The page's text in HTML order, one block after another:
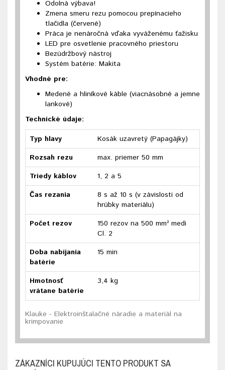
Odolná výbava!
Zmena smeru rezu pomocou prepínacieho
tlačidla (červené)
Práca je nenáročná vďaka vyváženému ťažisku
LED pre osvetlenie pracovného priestoru
Bezúdržbový nástroj
Systém batérie: Makita
Vhodné pre:
Medené a hliníkové káble (viacnásobné a jemne
lankové)
Technické údaje:
Typ hlavy
Kosák uzavretý (Papagájky)
Rozsah rezu
max. priemer 50 mm
Triedy káblov
1, 2 a 5
Čas rezania
8 s až 10 s (v závislosti od
hrúbky materiálu)
Počet rezov
150 rezov na 500 mm² medi
Cl. 2
Doba nabíjania
batérie
15 min
Hmotnosť
vrátane batérie
3,4 kg
Klauke - Elektroinštalačné náradie a materiál na
krimpovanie
ZÁKAZNÍCI KUPUJÚCI TENTO PRODUKT SA